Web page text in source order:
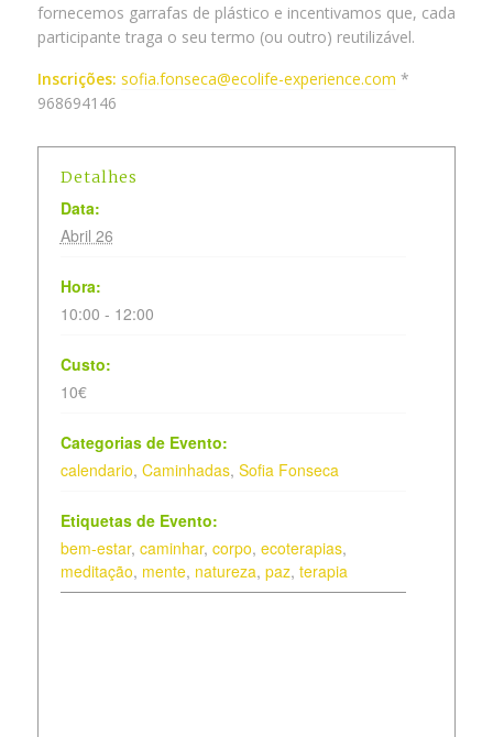
fornecemos garrafas de plástico e incentivamos que, cada
participante traga o seu termo (ou outro) reutilizável.
Inscrições: sofia.fonseca@ecolife-experience.com *
968694146
Detalhes
Data:
Abril 26
Hora:
10:00 - 12:00
Custo:
10€
Categorias de Evento:
calendario, Caminhadas, Sofia Fonseca
Etiquetas de Evento:
bem-estar, caminhar, corpo, ecoterapias,
meditação, mente, natureza, paz, terapia